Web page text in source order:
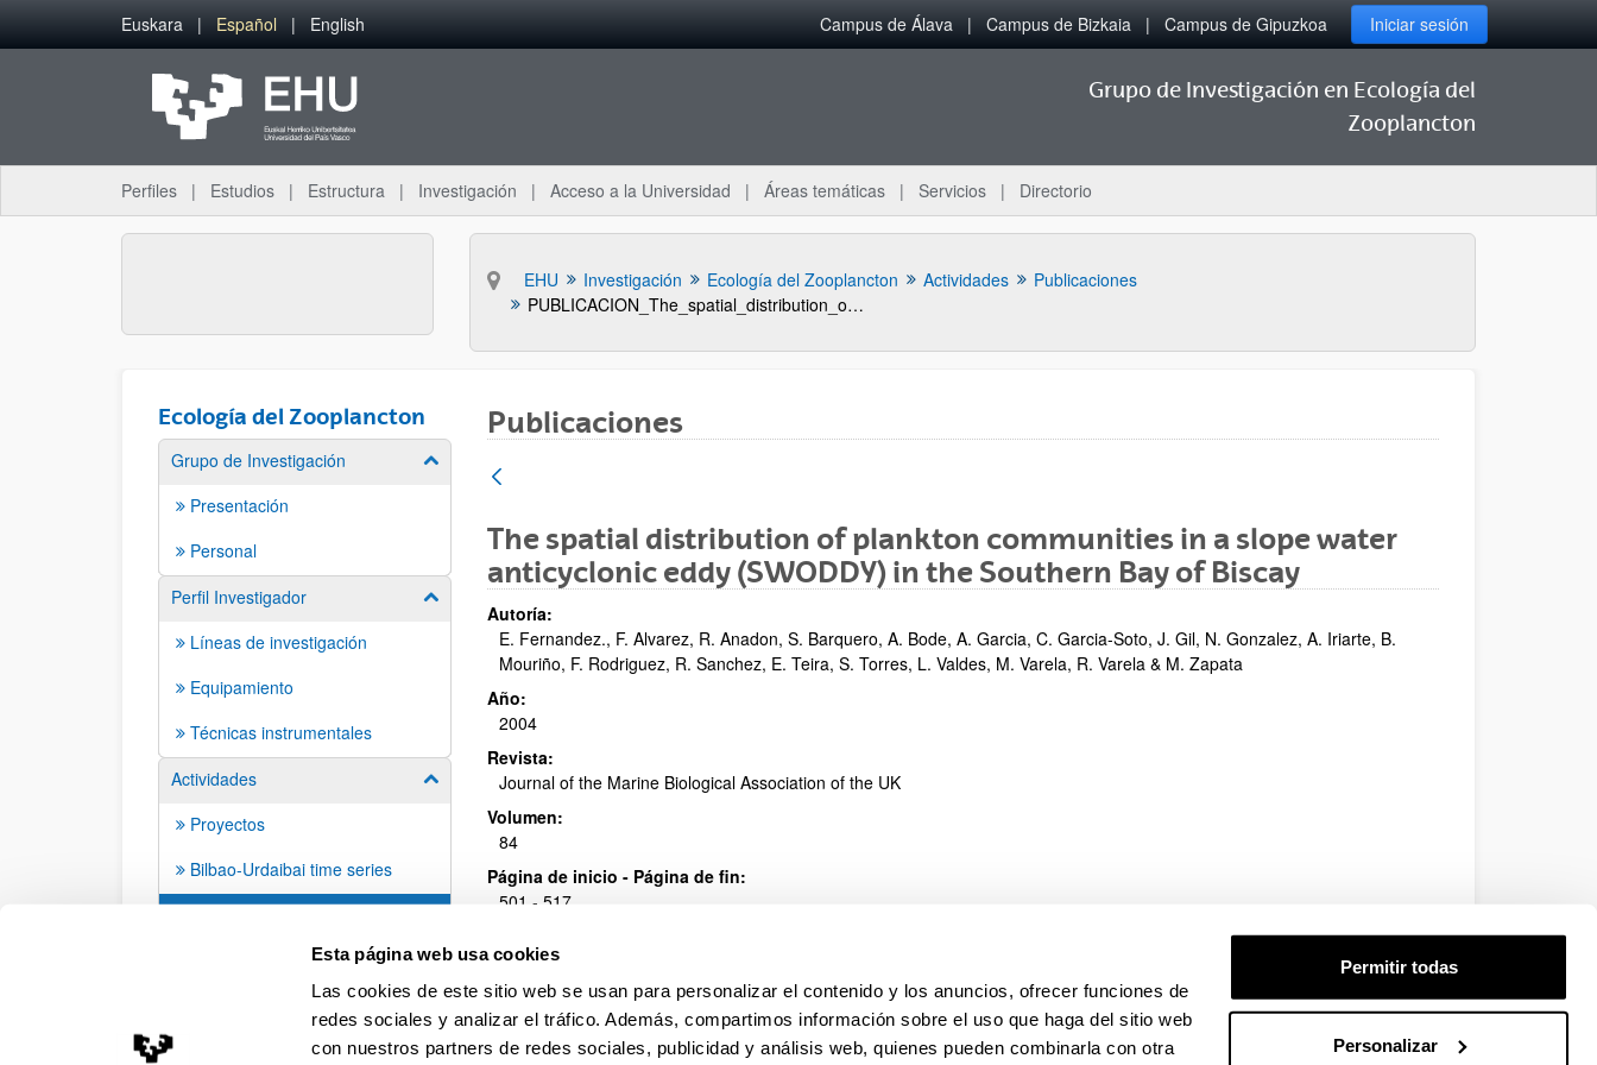
Esta página web usa cookies
Las cookies de este sitio web se usan para personalizar el contenido y los anuncios, ofrecer funciones de
redes sociales y analizar el tráfico. Además, compartimos información sobre el uso que haga del sitio web
con nuestros partners de redes sociales, publicidad y análisis web, quienes pueden combinarla con otra
Permitir todas
Personalizar
Saltar al contenido principal
Euskara Español English Campus de Álava Campus de Bizkaia Campus de Gipuzkoa Iniciar sesión
Grupo de Investigación en Ecología del
Zooplancton
Perfiles Estudios Estructura Investigación Acceso a la Universidad Áreas temáticas Servicios Directorio
EHU Investigación Ecología del Zooplancton Actividades
Publicaciones
PUBLICACION_The_spatial_distribution_of_plankton_communities_in_a_slope_water_anticyclonic_eddy_SWODDY_in_the_Southern_Bay_of_Biscay
Ecología del Zooplancton
Grupo de Investigación Mostrar/ocultar subpáginas
Presentación
Personal
Perfil Investigador
Mostrar/ocultar subpáginas
Líneas de investigación
Equipamiento
Técnicas instrumentales
Actividades
Mostrar/ocultar subpáginas
Proyectos
Bilbao-Urdaibai time series
Publicaciones
The spatial distribution of plankton communities in a slope water
anticyclonic eddy (SWODDY) in the Southern Bay of Biscay
Autoría:
E. Fernandez., F. Alvarez, R. Anadon, S. Barquero, A. Bode, A. Garcia, C. Garcia-Soto, J. Gil, N. Gonzalez, A. Iriarte, B.
Mouriño, F. Rodriguez, R. Sanchez, E. Teira, S. Torres, L. Valdes, M. Varela, R. Varela & M. Zapata
Año:
2004
Revista:
Journal of the Marine Biological Association of the UK
Volumen:
84
Página de inicio - Página de fin:
501 - 517